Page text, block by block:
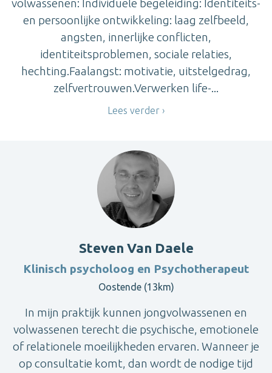
volwassenen: Individuele begeleiding: Identiteits-
en persoonlijke ontwikkeling: laag zelfbeeld,
angsten, innerlijke conflicten,
identiteitsproblemen, sociale relaties,
hechting.Faalangst: motivatie, uitstelgedrag,
zelfvertrouwen.Verwerken life-...
Lees verder
Steven Van Daele
Klinisch psycholoog en Psychotherapeut
Oostende (13km)
In mijn praktijk kunnen jongvolwassenen en
volwassenen terecht die psychische, emotionele
of relationele moeilijkheden ervaren. Wanneer je
op consultatie komt, dan wordt de nodige tijd